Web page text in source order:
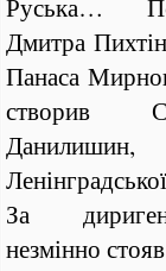
Дмитра
Панаса
створив
За
незмінно